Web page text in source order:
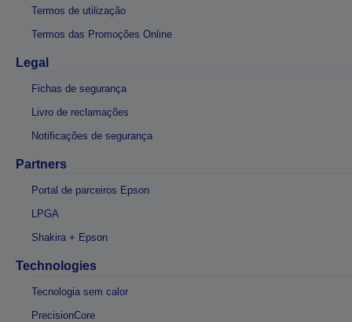
Termos de utilização
Termos das Promoções Online
Legal
Fichas de segurança
Livro de reclamações
Notificações de segurança
Partners
Portal de parceiros Epson
LPGA
Shakira + Epson
Technologies
Tecnologia sem calor
PrecisionCore